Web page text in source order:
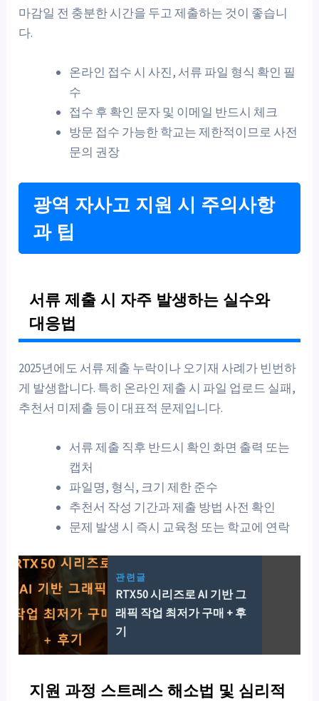
마감일 전 충분한 시간을 두고 제출하는 것이 좋습니
다.
온라인 접수 시 사진, 서류 파일 형식 확인 필
수
접수 후 확인 문자 및 이메일 반드시 체크
방문 접수 가능한 학교는 제한적이므로 사전
문의 권장
광역 자사고 지원 시 주의사항
과 팁
서류 제출 시 자주 발생하는 실수와
대응법
2025년에도 서류 제출 누락이나 오기재 사례가 빈번하
게 발생합니다. 특히 온라인 제출 시 파일 업로드 실패,
추천서 미제출 등이 대표적 문제입니다.
서류 제출 직후 반드시 확인 화면 출력 또는
캡처
파일명, 형식, 크기 제한 준수
추천서 작성 기간과 제출 방법 사전 확인
문제 발생 시 즉시 교육청 또는 학교에 연락
관련글
RTX 50 시리즈로 AI 기반 그
래픽 작업 최저가 구매 + 후
기
지원 과정 스트레스 해소법 및 심리적